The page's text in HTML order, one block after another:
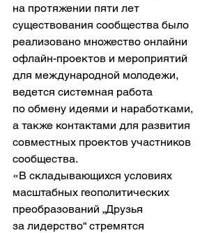
на протяжении пяти лет
существования сообщества было
реализовано множество онлайни
офлайн-проектов и мероприятий
для международной молодежи,
ведется системная работа
по обмену идеями и наработками,
а также контактами для развития
совместных проектов участников
сообщества.
«В складывающихся условиях
масштабных геополитических
преобразований „Друзья
за лидерство“ стремятся